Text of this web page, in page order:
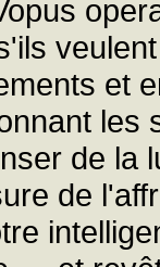
et
de la
de